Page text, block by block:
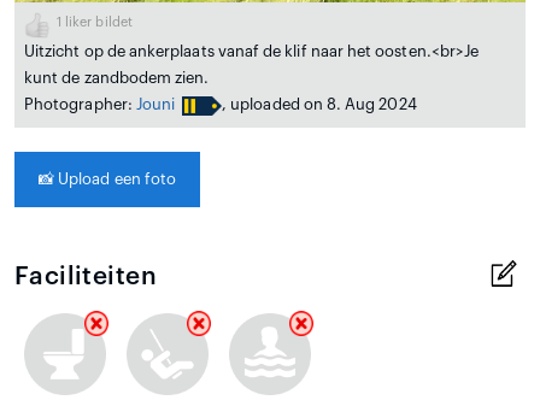
1 liker bildet
Uitzicht op de ankerplaats vanaf de klif naar het oosten.<br>Je
kunt de zandbodem zien.
Photographer: Jouni , uploaded on 8. Aug 2024
📸 Upload een foto
Faciliteiten